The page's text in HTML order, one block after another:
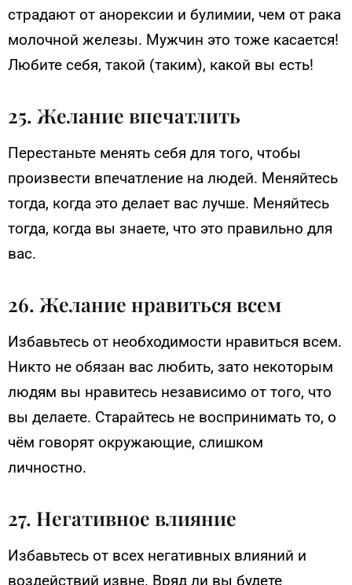
страдают от анорексии и булимии, чем от рака
молочной железы. Мужчин это тоже касается!
Любите себя, такой (таким), какой вы есть!
25. Желание впечатлить
Перестаньте менять себя для того, чтобы
произвести впечатление на людей. Меняйтесь
тогда, когда это делает вас лучше. Меняйтесь
тогда, когда вы знаете, что это правильно для
вас.
26. Желание нравиться всем
Избавьтесь от необходимости нравиться всем.
Никто не обязан вас любить, зато некоторым
людям вы нравитесь независимо от того, что
вы делаете. Старайтесь не воспринимать то, о
чём говорят окружающие, слишком
личностно.
27. Негативное влияние
Избавьтесь от всех негативных влияний и
воздействий извне. Вряд ли вы будете